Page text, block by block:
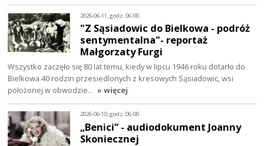
2026-06-11, godz. 06:00
"Z Sąsiadowic do Bielkowa - podróż
sentymentalna"- reportaż
Małgorzaty Furgi
Wszystko zaczęło się 80 lat temu, kiedy w lipcu 1946 roku dotarło do
Bielkowa 40 rodzin przesiedlonych z kresowych Sąsiadowic, wsi
położonej w obwodzie… » więcej
2026-06-10, godz. 06:00
„Benici” - audiodokument Joanny
Skoniecznej